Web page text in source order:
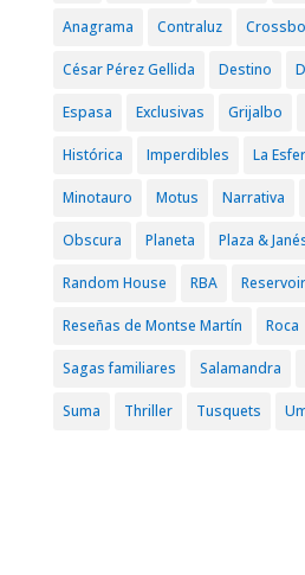
Anagrama Contraluz
César Pérez Gellida Destino
Espasa Exclusivas Grijalbo
Histórica Imperdibles La
Minotauro Motus Narrativa
Obscura Planeta Plaza &
Random House RBA
Reseñas de Montse Martín Roca
Sagas familiares Salamandra
Suma Thriller Tusquets